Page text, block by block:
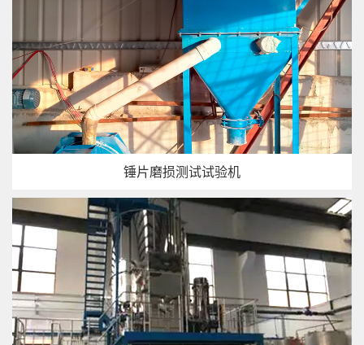
锤片磨损测试试验机